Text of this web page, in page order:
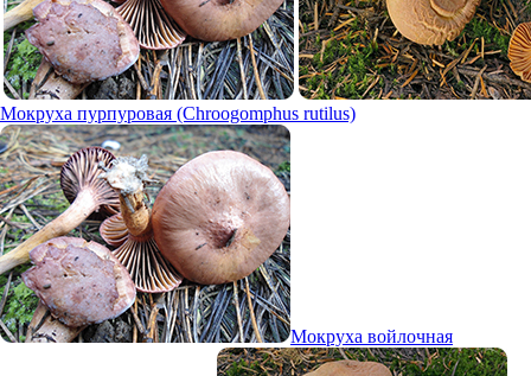
Мокруха пурпуровая (Chroogomphus rutilus)
Мокруха войлочная